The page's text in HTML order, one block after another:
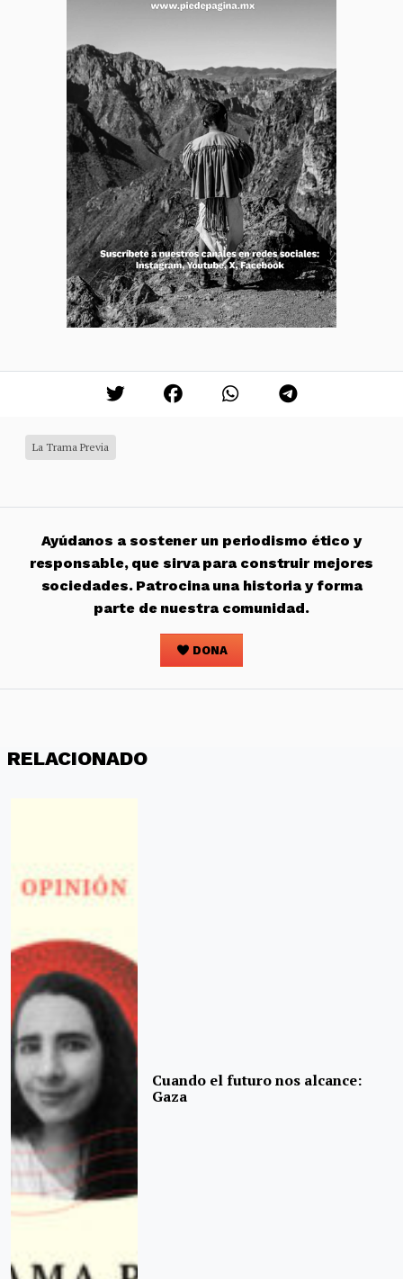
La Trama Previa
Ayúdanos a sostener un periodismo ético y
responsable, que sirva para construir mejores
sociedades. Patrocina una historia y forma
parte de nuestra comunidad.
DONA
RELACIONADO
Cuando el futuro nos alcance:
Gaza